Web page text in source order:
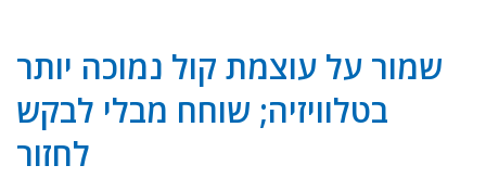
שמור על עוצמת קול נמוכה יותר
בטלוויזיה; שוחח מבלי לבקש
לחזור